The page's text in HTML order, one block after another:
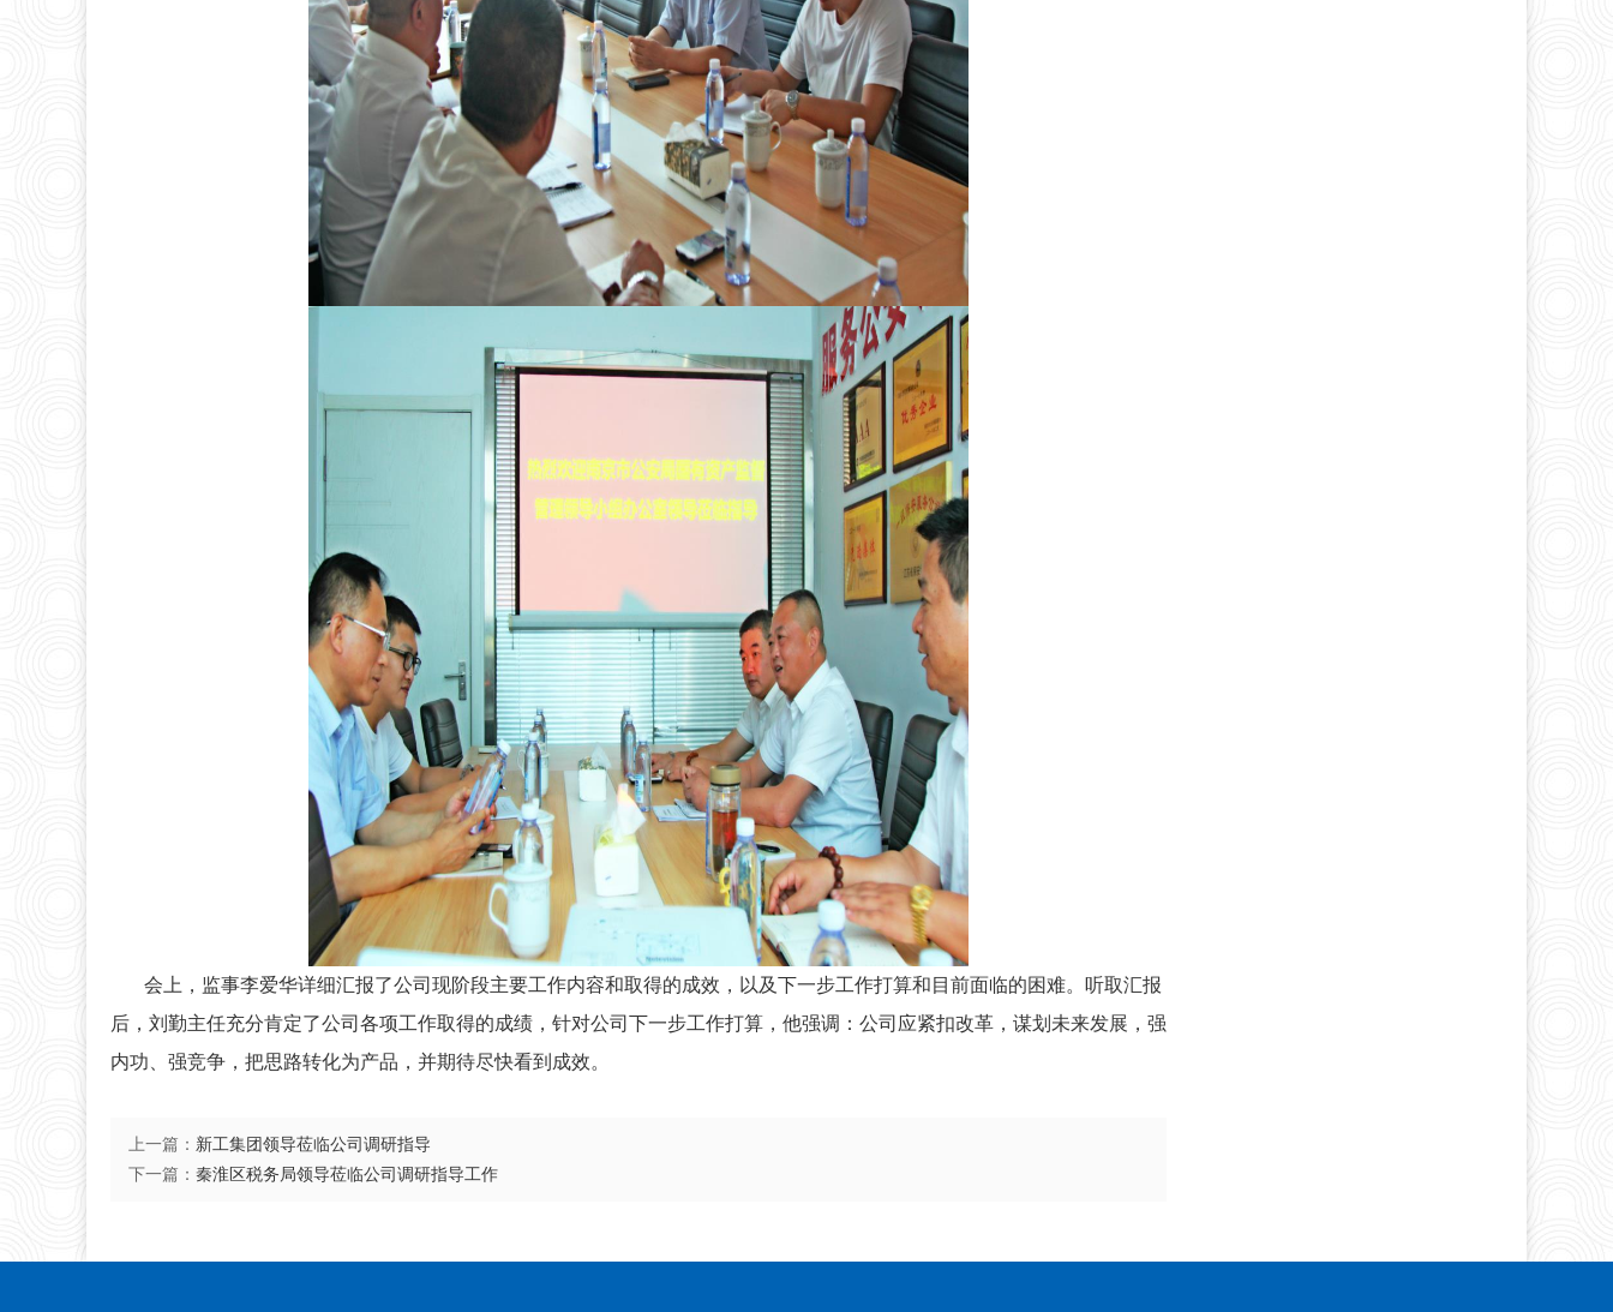
会上，监事李爱华详细汇报了公司现阶段主要工作内容和取得的成效，以及下一步工作打算和目前面临的困难。听取汇报
后，刘勤主任充分肯定了公司各项工作取得的成绩，针对公司下一步工作打算，他强调：公司应紧扣改革，谋划未来发展，强
内功、强竞争，把思路转化为产品，并期待尽快看到成效。
上一篇： 新工集团领导莅临公司调研指导
下一篇： 秦淮区税务局领导莅临公司调研指导工作